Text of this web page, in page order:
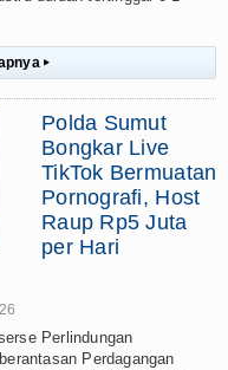
▸
Polda Sumut
Bongkar Live
TikTok Bermuatan
Pornografi, Host
Raup Rp5 Juta
per Hari
Perlindungan
Perdagangan